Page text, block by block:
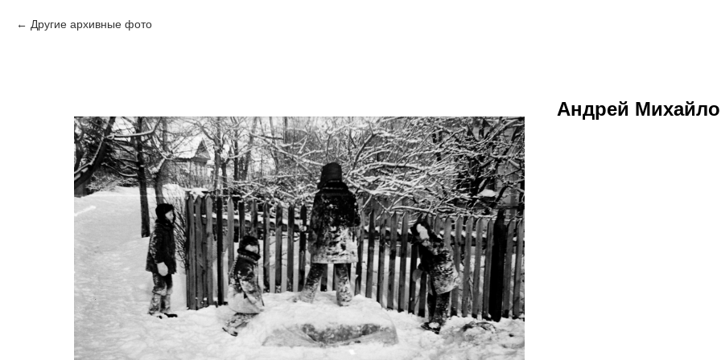
Другие архивные фото
Андрей